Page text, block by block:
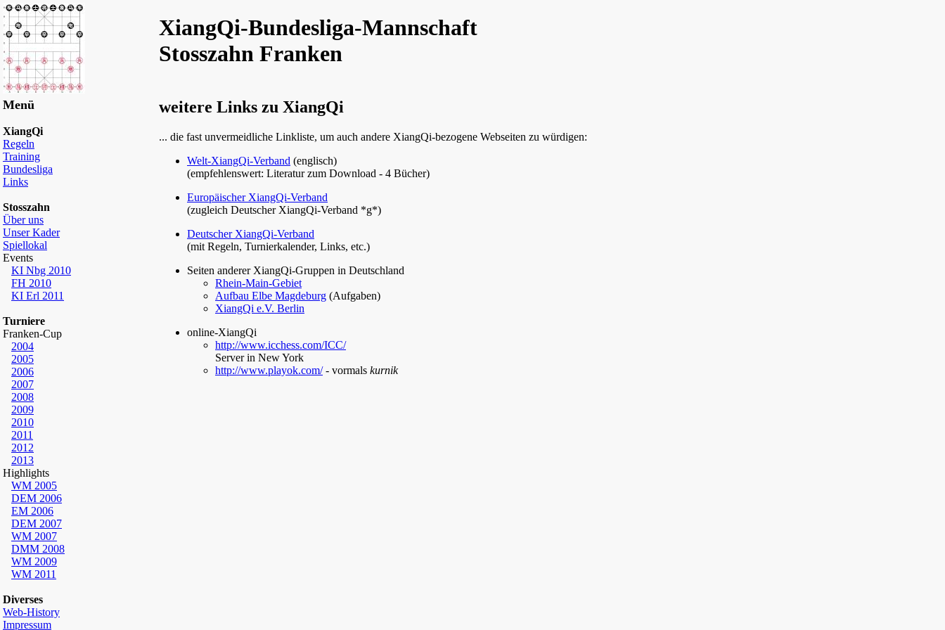
XiangQi-Bundesliga-Mannschaft
Stosszahn Franken
Menü
XiangQi
Regeln
Training
Bundesliga
Links
Stosszahn
Über uns
Unser Kader
Spiellokal
Events
KI Nbg 2010
FH 2010
KI Erl 2011
Turniere
Franken-Cup
2004
2005
2006
2007
2008
2009
2010
2011
2012
2013
Highlights
WM 2005
DEM 2006
EM 2006
DEM 2007
WM 2007
DMM 2008
WM 2009
WM 2011
Diverses
Web-History
Impressum
weitere Links zu XiangQi
... die fast unvermeidliche Linkliste, um auch andere XiangQi-bezogene Webseiten zu würdigen:
Welt-XiangQi-Verband (englisch)
(empfehlenswert: Literatur zum Download - 4 Bücher)
Europäischer XiangQi-Verband
(zugleich Deutscher XiangQi-Verband *g*)
Deutscher XiangQi-Verband
(mit Regeln, Turnierkalender, Links, etc.)
Seiten anderer XiangQi-Gruppen in Deutschland
Rhein-Main-Gebiet
Aufbau Elbe Magdeburg (Aufgaben)
XiangQi e.V. Berlin
online-XiangQi
http://www.icchess.com/ICC/
Server in New York
http://www.playok.com/- vormals kurnik